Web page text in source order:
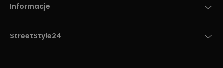
Informacje
StreetStyle24